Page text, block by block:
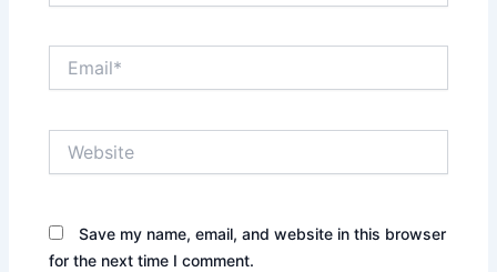
Save my name, email, and website in this browser
for the next time I comment.